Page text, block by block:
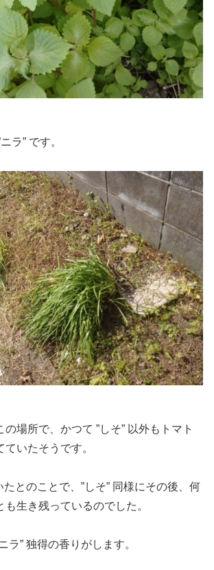
ラ” です。
場所で、かつて ”しそ” 以外もトマト
いたそうです。
たとのことで、”しそ” 同様にその後、何
生き残っているのでした。
ラ” 独得の香りがします。